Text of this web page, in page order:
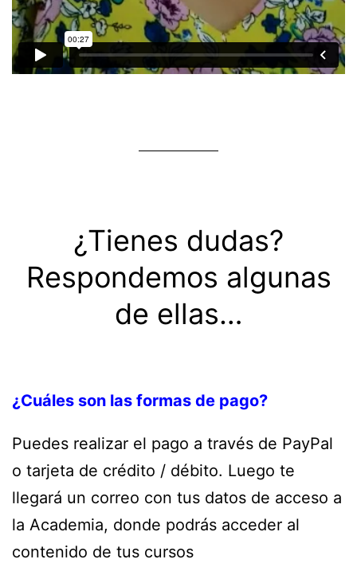
¿Tienes dudas?
Respondemos algunas
de ellas…
¿Cuáles son las formas de pago?
Puedes realizar el pago a través de PayPal
o tarjeta de crédito / débito. Luego te
llegará un correo con tus datos de acceso a
la Academia, donde podrás acceder al
contenido de tus cursos